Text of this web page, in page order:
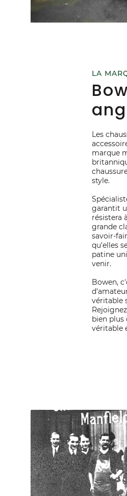
LA
Les
marque
style.
garantit
résistera
grande
savoir-
qu'elles
patine
venir.
Bowen,
véritable
bien plus
véritable